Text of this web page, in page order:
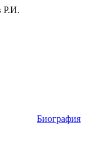
Р.И.
Биография